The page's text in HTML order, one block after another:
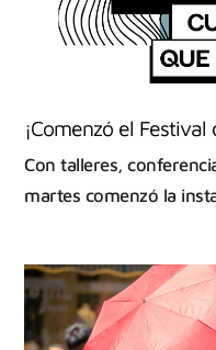
¡Comenzó el
Con talleres,
martes comenzó la